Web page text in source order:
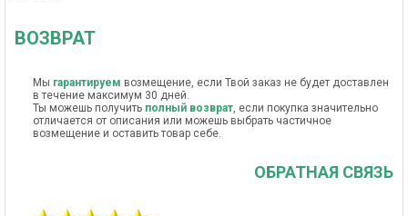
ВОЗВРАТ
Мы гарантируем возмещение, если Твой заказ не будет доставлен
в течение максимум 30 дней.
Ты можешь получить полный возврат, если покупка значительно
отличается от описания или можешь выбрать частичное
возмещение и оставить товар себе.
ОБРАТНАЯ СВЯЗЬ